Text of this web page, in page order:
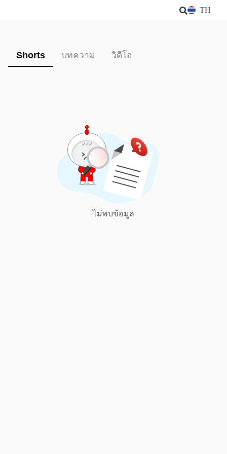
TH
Shorts บทความ วิดีโอ
ไม่พบข้อมูล